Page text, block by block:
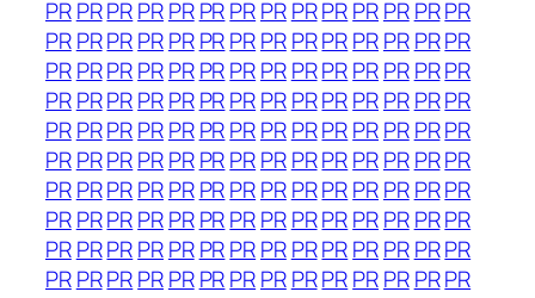
PRPRPRPRPR PRPRPRPRPRPRPR PRPR
PRPRPRPRPR PRPRPRPRPRPRPR PRPR
PRPRPRPRPR PRPRPRPRPRPRPR PRPR
PRPRPRPRPR PRPRPRPRPRPRPR PRPR
PRPRPRPRPR PRPRPRPRPRPRPR PRPR
PRPRPRPRPR PRPRPRPRPRPRPR PRPR
PRPRPRPRPR PRPRPRPRPRPRPR PRPR
PRPRPRPRPR PRPRPRPRPRPRPR PRPR
PRPRPRPRPR PRPRPRPRPRPRPR PRPR
PRPRPRPRPR PRPRPRPRPRPRPR PRPR